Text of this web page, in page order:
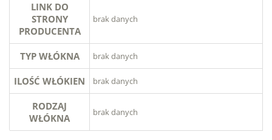
LINK DO
STRONY
PRODUCENTA
brak danych
TYP WŁÓKNA brak danych
ILOŚĆ WŁÓKIEN brak danych
RODZAJ
WŁÓKNA
brak danych